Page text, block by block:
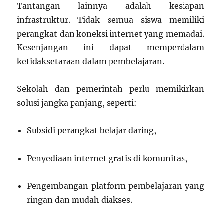
Tantangan lainnya adalah kesiapan
infrastruktur. Tidak semua siswa memiliki
perangkat dan koneksi internet yang memadai.
Kesenjangan ini dapat memperdalam
ketidaksetaraan dalam pembelajaran.
Sekolah dan pemerintah perlu memikirkan
solusi jangka panjang, seperti:
Subsidi perangkat belajar daring,
Penyediaan internet gratis di komunitas,
Pengembangan platform pembelajaran yang
ringan dan mudah diakses.